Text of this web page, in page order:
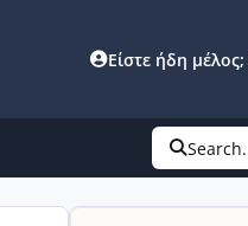
Είστε ήδη μέλος;